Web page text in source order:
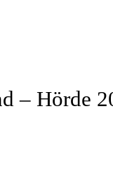
– Hörde